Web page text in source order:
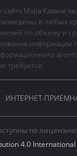
Мэра Казани
в любых
по объему и
информации
требуется.
ИНТЕРНЕТ-
по лицензии:
4.0 International